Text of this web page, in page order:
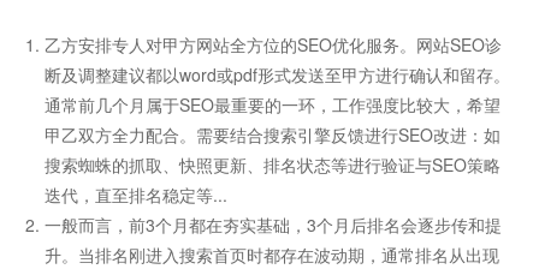
乙方安排专人对甲方网站全方位的SEO优化服务。网站SEO诊
断及调整建议都以word或pdf形式发送至甲方进行确认和留存。
通常前几个月属于SEO最重要的一环，工作强度比较大，希望
甲乙双方全力配合。需要结合搜索引擎反馈进行SEO改进：如
搜索蜘蛛的抓取、快照更新、排名状态等进行验证与SEO策略
迭代，直至排名稳定等...
一般而言，前3个月都在夯实基础，3个月后排名会逐步传和提
升。当排名刚进入搜索首页时都存在波动期，通常排名从出现